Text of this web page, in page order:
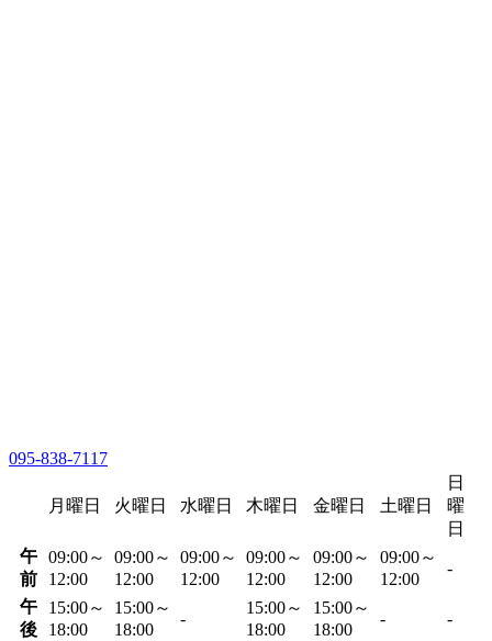
095-838-7117
月曜日 火曜日 水曜日 木曜日 金曜日 土曜日
日
曜
日
午
前
09:00～
12:00
09:00～
12:00
09:00～
12:00
09:00～
12:00
09:00～
12:00
09:00～
12:00
-
午
後
15:00～
18:00
15:00～
18:00
-
15:00～
18:00
15:00～
18:00
- -